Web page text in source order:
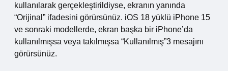
kullanılarak gerçekleştirildiyse, ekranın yanında
“Orijinal” ifadesini görürsünüz. iOS 18 yüklü iPhone 15
ve sonraki modellerde, ekran başka bir iPhone’da
kullanılmışsa veya takılmışsa “Kullanılmış”3 mesajını
görürsünüz.